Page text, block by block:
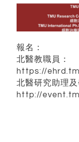
報名：
北醫教職員：
https://
北醫研究助理及
http://